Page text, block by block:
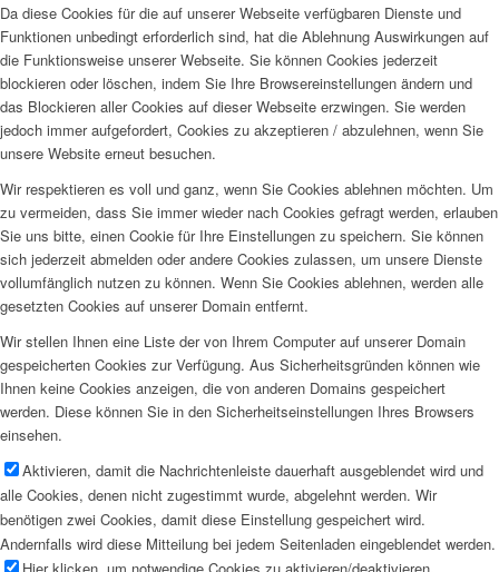
Da diese Cookies für die auf unserer Webseite verfügbaren Dienste und
Funktionen unbedingt erforderlich sind, hat die Ablehnung Auswirkungen auf
die Funktionsweise unserer Webseite. Sie können Cookies jederzeit
blockieren oder löschen, indem Sie Ihre Browsereinstellungen ändern und
das Blockieren aller Cookies auf dieser Webseite erzwingen. Sie werden
jedoch immer aufgefordert, Cookies zu akzeptieren / abzulehnen, wenn Sie
unsere Website erneut besuchen.
Wir respektieren es voll und ganz, wenn Sie Cookies ablehnen möchten. Um
zu vermeiden, dass Sie immer wieder nach Cookies gefragt werden, erlauben
Sie uns bitte, einen Cookie für Ihre Einstellungen zu speichern. Sie können
sich jederzeit abmelden oder andere Cookies zulassen, um unsere Dienste
vollumfänglich nutzen zu können. Wenn Sie Cookies ablehnen, werden alle
gesetzten Cookies auf unserer Domain entfernt.
Wir stellen Ihnen eine Liste der von Ihrem Computer auf unserer Domain
gespeicherten Cookies zur Verfügung. Aus Sicherheitsgründen können wie
Ihnen keine Cookies anzeigen, die von anderen Domains gespeichert
werden. Diese können Sie in den Sicherheitseinstellungen Ihres Browsers
einsehen.
Aktivieren, damit die Nachrichtenleiste dauerhaft ausgeblendet wird und
alle Cookies, denen nicht zugestimmt wurde, abgelehnt werden. Wir
benötigen zwei Cookies, damit diese Einstellung gespeichert wird.
Andernfalls wird diese Mitteilung bei jedem Seitenladen eingeblendet werden.
Hier klicken, um notwendige Cookies zu aktivieren/deaktivieren.